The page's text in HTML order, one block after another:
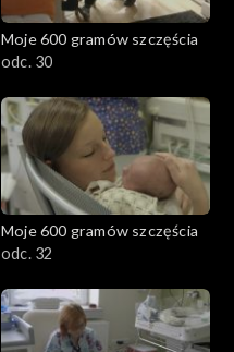
Moje 600 gramów szczęścia
odc. 30
Moje 600 gramów szczęścia
odc. 32